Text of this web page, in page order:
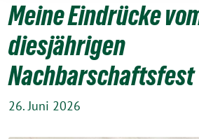
Meine Eindrücke
diesjährigen
Nachbarschaftsfest
26. Juni 2026